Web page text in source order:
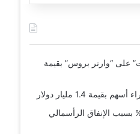
عن
على “وارنر بروس” بقيمة
1.4 مليار دولار
“سبيس إكس” يتراجع 13% بسبب الإنفاق الرأسمالي